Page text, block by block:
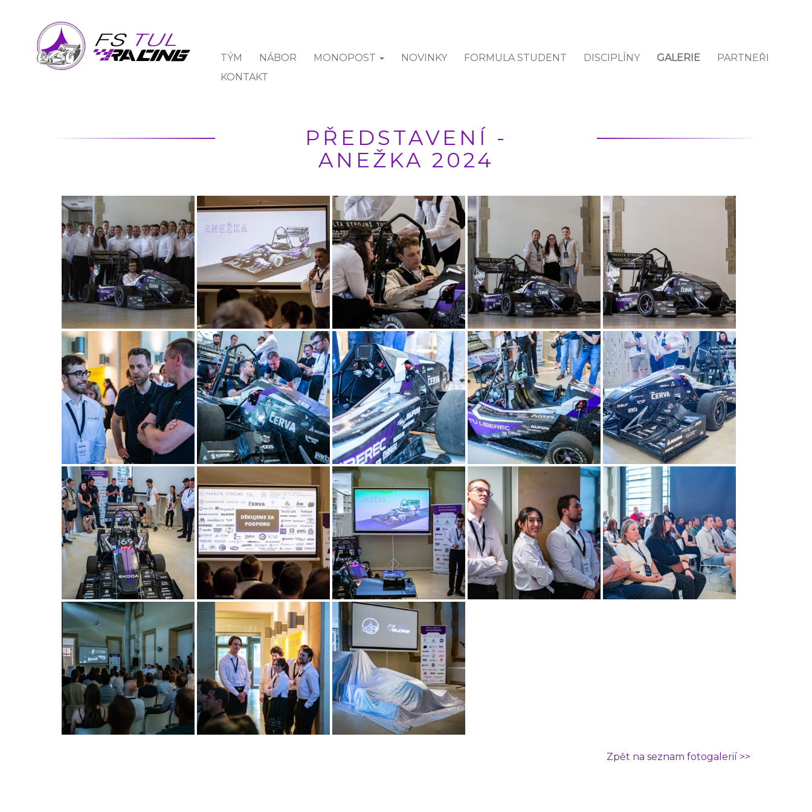
TÝM NÁBOR MONOPOST NOVINKY FORMULA STUDENT DISCIPLÍNY GALERIE
PARTNEŘI
KONTAKT
PŘEDSTAVENÍ -
ANEŽKA 2024
Zpět na seznam fotogalerií >>